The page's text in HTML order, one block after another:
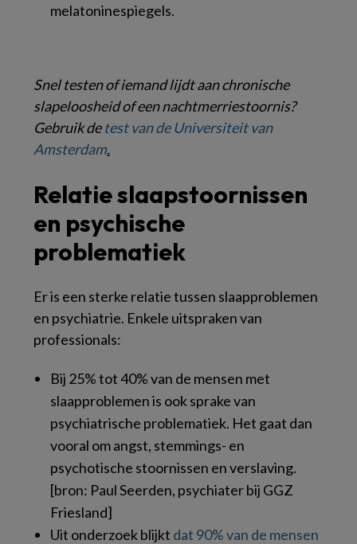
melatoninespiegels.
Snel testen of iemand lijdt aan chronische
slapeloosheid of een nachtmerriestoornis?
Gebruik detest van de Universiteit van
Amsterdam.
Relatie slaapstoornissen
en psychische
problematiek
Er is een sterke relatie tussen slaapproblemen
en psychiatrie. Enkele uitspraken van
professionals:
Bij 25% tot 40% van de mensen met
slaapproblemen is ook sprake van
psychiatrische problematiek. Het gaat dan
vooral om angst, stemmings- en
psychotische stoornissen en verslaving.
[bron: Paul Seerden, psychiater bij GGZ
Friesland]
Uit onderzoek blijkt dat 90% van de mensen